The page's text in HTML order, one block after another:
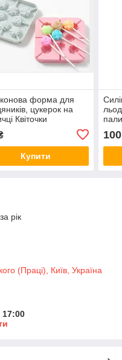
форма для
цукерок на
Квіточки
Купити
100
рік
(Праці), Київ, Україна
17:00